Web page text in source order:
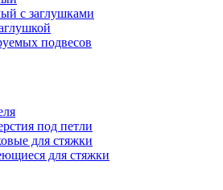
с заглушками
подвесов
под петли
для стяжки
для стяжки